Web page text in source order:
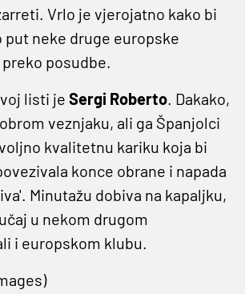
Vrlo je vjerojatno kako bi
put neke druge europske
posudbe.
listi je Sergi Roberto. Dakako,
veznjaku, ali ga Španjolci
kvalitetnu kariku koja bi
konce obrane i napada
Minutažu dobiva na kapaljku,
u nekom drugom
i europskom klubu.